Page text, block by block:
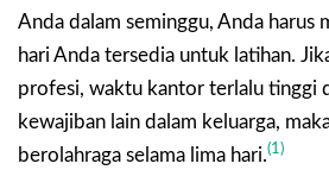
Anda dalam seminggu, Anda harus
hari Anda tersedia untuk latihan.
profesi, waktu kantor terlalu tinggi
kewajiban lain dalam keluarga,
berolahraga selama lima hari.(1)